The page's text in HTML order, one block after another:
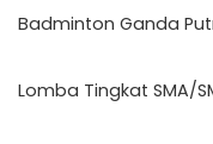
Badminton Ganda
Lomba Tingkat SMA/